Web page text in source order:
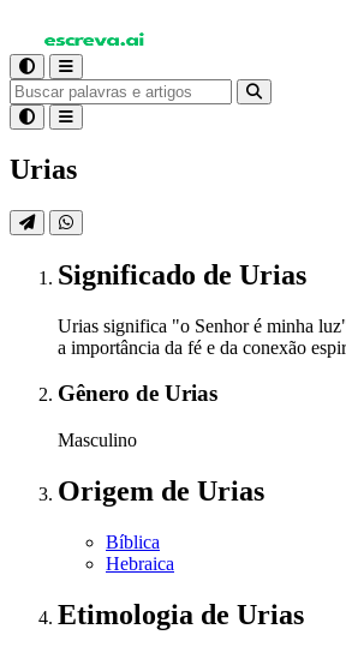
Urias
Significado de Urias
Urias significa "o Senhor é minha
a importância da fé e da conexão
Gênero de Urias
Masculino
Origem de Urias
Bíblica
Hebraica
Etimologia de Urias